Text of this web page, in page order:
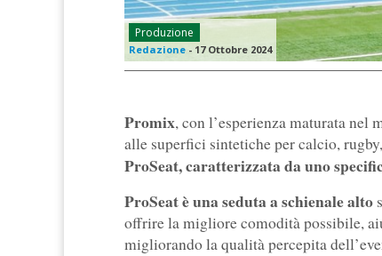
Produzione
Redazione - 17 Ottobre 2024
Promix, con l’esperienza maturata
alle superfici sintetiche per calcio,
ProSeat, caratterizzata da uno
ProSeat è una seduta a schienale alto
offrire la migliore comodità possibile,
migliorando la qualità percepita